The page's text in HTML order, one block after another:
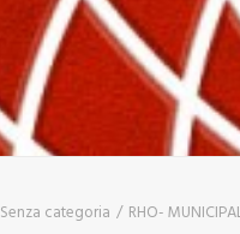
Senza categoria RHO-